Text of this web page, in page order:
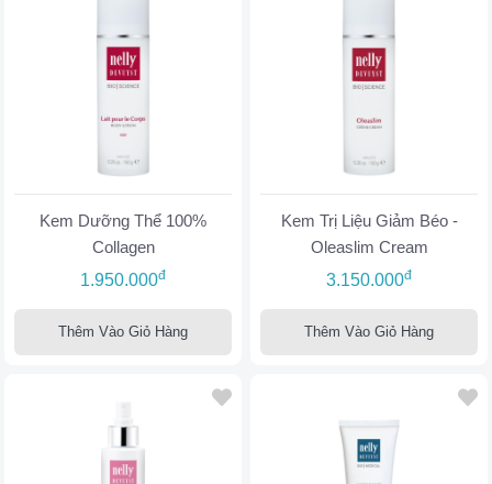
Kem Dưỡng Thể 100%
Collagen
1.950.000đ
Thêm Vào Giỏ Hàng
Kem Trị Liệu Giảm Béo -
Oleaslim Cream
3.150.000đ
Thêm Vào Giỏ Hàng